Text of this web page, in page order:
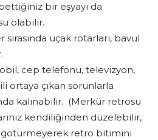
bir eşyayı da
olabilir.
sırasında uçak rötarları, bavul
cep telefonu, televizyon,
ortaya çıkan sorunlarla
kalınabilir. (Merkür retrosu
kendiliğinden düzelebilir,
retro bitimini